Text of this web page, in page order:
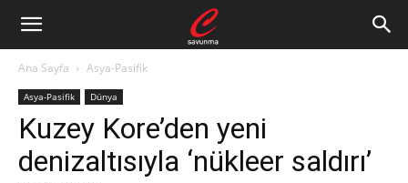
Ana Sayfa Asya-Pasifik
Asya-Pasifik Dünya
Kuzey Kore’den yeni
denizaltısıyla ‘nükleer saldırı’